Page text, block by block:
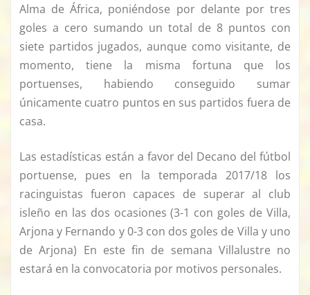
Alma de África, poniéndose por delante por tres
goles a cero sumando un total de 8 puntos con
siete partidos jugados, aunque como visitante, de
momento, tiene la misma fortuna que los
portuenses, habiendo conseguido sumar
únicamente cuatro puntos en sus partidos fuera de
casa.
Las estadísticas están a favor del Decano del fútbol
portuense, pues en la temporada 2017/18 los
racinguistas fueron capaces de superar al club
isleño en las dos ocasiones (3-1 con goles de Villa,
Arjona y Fernando y 0-3 con dos goles de Villa y uno
de Arjona) En este fin de semana Villalustre no
estará en la convocatoria por motivos personales.